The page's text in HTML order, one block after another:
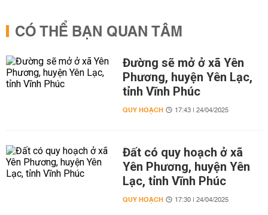
CÓ THỂ BẠN QUAN TÂM
Đường sẽ mở ở xã Yên
Phương, huyện Yên Lạc,
tỉnh Vĩnh Phúc
QUY HOẠCH 17:43 | 24/04/2025
Đất có quy hoạch ở xã
Yên Phương, huyện Yên
Lạc, tỉnh Vĩnh Phúc
QUY HOẠCH 17:30 | 24/04/2025